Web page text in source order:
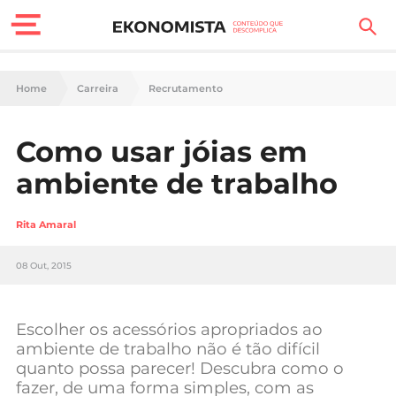
Finanças Pessoais
Carreira
Tecnologia
Negócios
Home Carreira Recrutamento
Como usar jóias em
ambiente de trabalho
Rita Amaral
08 Out, 2015
Escolher os acessórios apropriados ao
ambiente de trabalho não é tão difícil
quanto possa parecer! Descubra como o
fazer, de uma forma simples, com as